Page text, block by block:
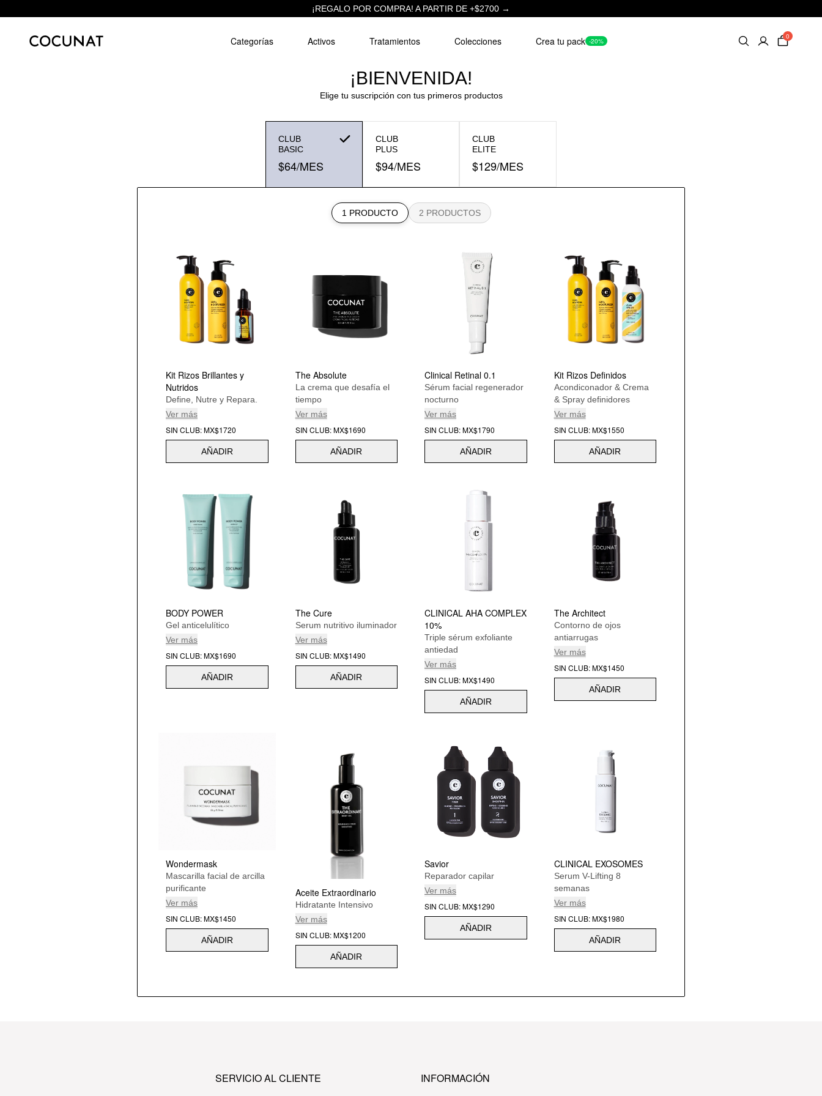
¡REGALO POR COMPRA! A PARTIR DE +$2700 →
Categorías Activos Tratamientos Colecciones Crea tu pack -20%
0
¡BIENVENIDA!
Elige tu suscripción con tus primeros productos
CLUB
BASIC
$64/MES
CLUB
PLUS
$94/MES
CLUB
ELITE
$129/MES
1 PRODUCTO 2 PRODUCTOS
Kit Rizos Brillantes y
Nutridos
Define, Nutre y Repara.
Ver más
SIN CLUB: MX$1720
AÑADIR
The Absolute
La crema que desafía el
tiempo
Ver más
SIN CLUB: MX$1690
AÑADIR
Clinical Retinal 0.1
Sérum facial regenerador
nocturno
Ver más
SIN CLUB: MX$1790
AÑADIR
Kit Rizos Definidos
Acondiconador & Crema
& Spray definidores
Ver más
SIN CLUB: MX$1550
AÑADIR
BODY POWER
Gel anticelulítico
Ver más
SIN CLUB: MX$1690
AÑADIR
The Cure
Serum nutritivo iluminador
Ver más
SIN CLUB: MX$1490
AÑADIR
CLINICAL AHA COMPLEX
10%
Triple sérum exfoliante
antiedad
Ver más
SIN CLUB: MX$1490
AÑADIR
The Architect
Contorno de ojos
antiarrugas
Ver más
SIN CLUB: MX$1450
AÑADIR
Wondermask
Mascarilla facial de arcilla
purificante
Ver más
SIN CLUB: MX$1450
AÑADIR
Aceite Extraordinario
Hidratante Intensivo
Ver más
SIN CLUB: MX$1200
AÑADIR
Savior
Reparador capilar
Ver más
SIN CLUB: MX$1290
AÑADIR
CLINICAL EXOSOMES
Serum V-Lifting 8
semanas
Ver más
SIN CLUB: MX$1980
AÑADIR
SERVICIO AL CLIENTE INFORMACIÓN